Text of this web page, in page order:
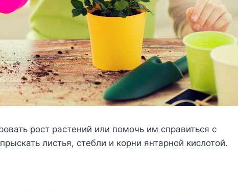
рост растений или помочь им справиться с
листья, стебли и корни янтарной кислотой.